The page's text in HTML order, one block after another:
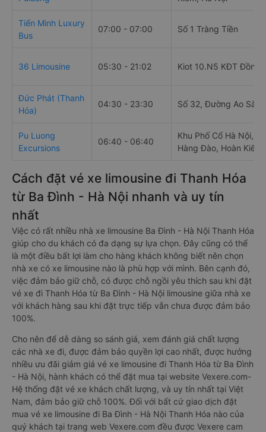
Tiến Minh Luxury
Bus
07:00 - 07:00 Số 1 Tràng Tiền
36 Limousine 05:30 - 21:02 Kiot 10.N5 KĐT Đồng
Đức Phát (Thanh
Hóa)
04:30 - 23:30 Số 32, Đường Ao Sào
Pu Luong
Excursions
06:40 - 06:40
Khu Phố Cổ Hà Nội,
Hàng Đào, Hoàn
Cách đặt vé xe limousine đi Thanh Hóa
từ Ba Đình - Hà Nội nhanh và uy tín
nhất
Việc có rất nhiều nhà xe limousine Ba Đình - Hà Nội Thanh Hóa
giúp cho du khách có đa dạng sự lựa chọn. Đây cũng có thể
là một điều bất lợi làm cho hàng khách không biết nên chọn
nhà xe có xe limousine nào là phù hợp với mình. Bên cạnh đó,
việc đảm bảo giữ chỗ, có được chỗ ngồi yêu thích sau khi đặt
vé xe đi Thanh Hóa từ Ba Đình - Hà Nội limousine giữa nhà xe
với khách hàng sau khi đặt trực tiếp vẫn chưa được đảm bảo
100%.
Cho nên để dễ dàng so sánh giá, xem đánh giá chất lượng
các nhà xe đi, được đảm bảo quyền lợi cao nhất, được hưởng
nhiều ưu đãi giảm giá vé xe limousine đi Thanh Hóa từ Ba Đình
- Hà Nội, hành khách có thể đặt mua tại website Vexere.com-
Hệ thống đặt vé xe khách chất lượng, và uy tín nhất tại Việt
Nam, đảm bảo giữ chỗ 100%. Đối với bất cứ giao dịch đặt
mua vé xe limousine đi Ba Đình - Hà Nội Thanh Hóa nào của
quý khách tại trang web Vexere.com đều được Vexere cam